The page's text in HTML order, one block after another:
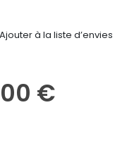
Ajouter à la liste d’envies
Fête des Mères, Mariage,
€